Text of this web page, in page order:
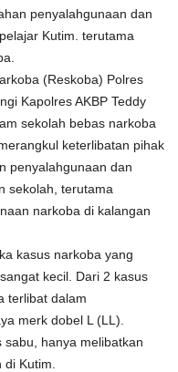
penyalahgunaan dan
Kutim. terutama
(Reskoba) Polres
Kapolres AKBP Teddy
sekolah bebas narkoba
keterlibatan pihak
penyalahgunaan dan
sekolah, terutama
narkoba di kalangan
kasus narkoba yang
kecil. Dari 2 kasus
terlibat dalam
merk dobel L (LL).
hanya melibatkan
Kutim.